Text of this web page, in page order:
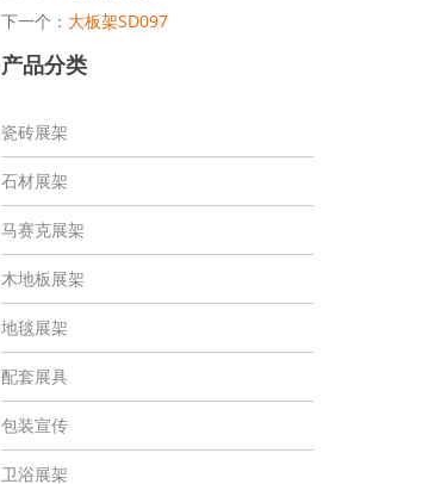
下一个： 大板架SD097
产品分类
瓷砖展架
石材展架
马赛克展架
木地板展架
地毯展架
配套展具
包装宣传
卫浴展架